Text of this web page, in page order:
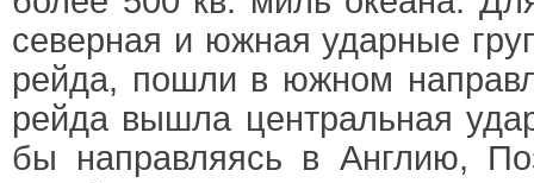
северная и южная ударные
рейда, пошли в южном
рейда вышла центральная
бы направляясь в Англию,